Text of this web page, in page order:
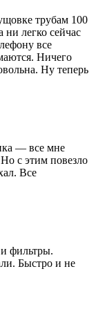
трубам 100
ни легко сейчас
все
Ничего
Ну теперь
— все мне
с этим повезло
Все
фильтры.
Быстро и не